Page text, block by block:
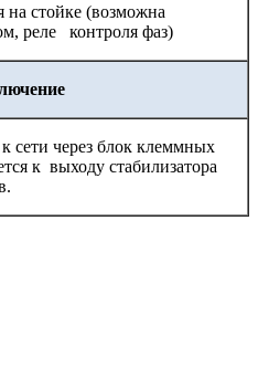
на стойке (возможна
реле контроля фаз)
сети через блок клеммных
к выходу стабилизатора